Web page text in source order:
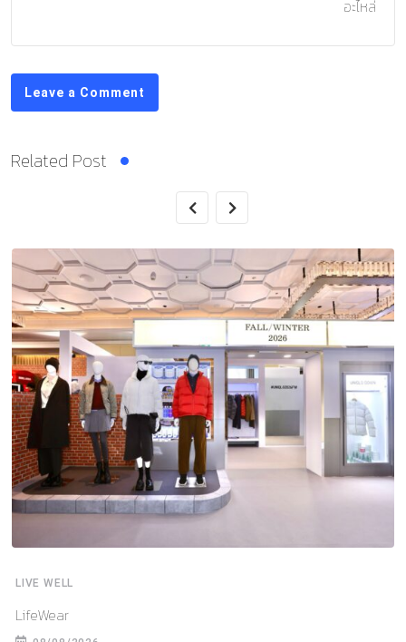
อะไหล่
Leave a Comment
Related Post
LIVE WELL
LifeWear